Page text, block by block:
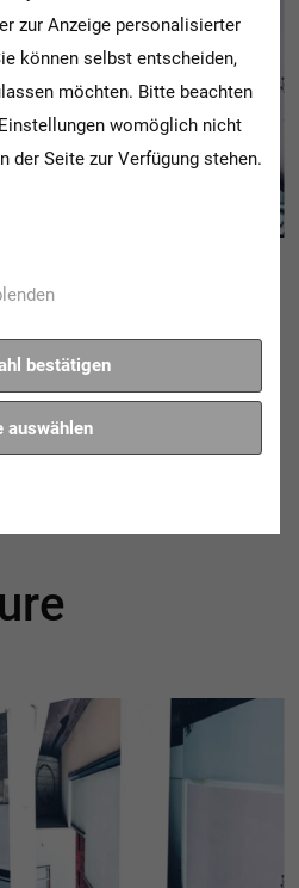
Ayvalik
aus dem
Uhr
zur Anzeige personalisierter
können selbst entscheiden,
möchten. Bitte beachten
womöglich nicht
der Seite zur Verfügung stehen.
bestätigen
auswählen